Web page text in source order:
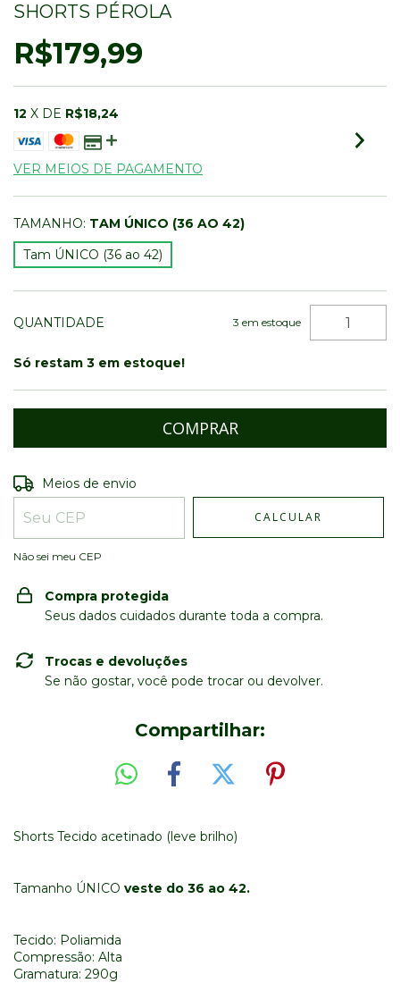
SHORTS PÉROLA
R$179,99
12 X DE R$18,24
VER MEIOS DE PAGAMENTO
TAMANHO: TAM ÚNICO (36 AO 42)
Tam ÚNICO (36 ao 42)
QUANTIDADE 3 em estoque
Só restam 3 em estoque!
Entregas para o CEP:
Meios de envio
CALCULAR
Não sei meu CEP
Compra protegida
Seus dados cuidados durante toda a compra.
Trocas e devoluções
Se não gostar, você pode trocar ou devolver.
Compartilhar:
Shorts Tecido acetinado (leve brilho)
Tamanho ÚNICO veste do 36 ao 42.
Tecido: Poliamida
Compressão: Alta
Gramatura: 290g